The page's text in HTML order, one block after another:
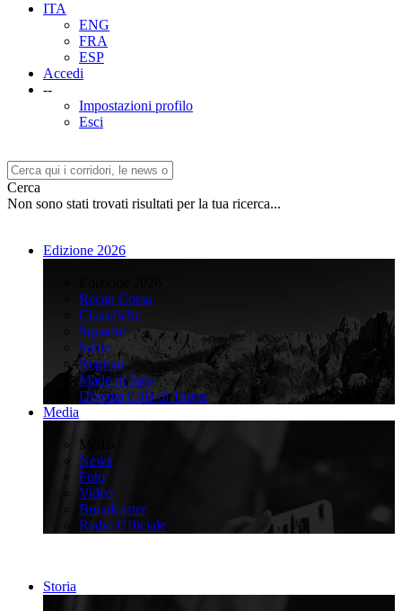
ITA
ENG
FRA
ESP
Accedi
--
Impostazioni profilo
Esci
Cerca
Non sono stati trovati risultati per la tua ricerca...
Edizione 2026
Recap Corsa
Classifiche
Squadre
Salite
Regioni
Made in Italy
Diventa Città di Tappa
Media
Media
News
Foto
Video
Broadcaster
Radio Ufficiale
Storia